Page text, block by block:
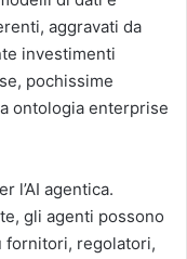
aggravati da
investimenti
pochissime
ontologia enterprise
l’AI agentica.
gli agenti possono
fornitori, regolatori,